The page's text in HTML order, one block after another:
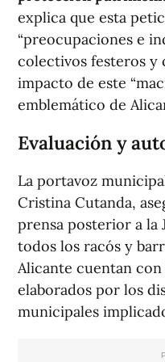
explica que esta
“preocupaciones e
colectivos festeros y
impacto de este
emblemático de
Evaluación y
La portavoz
Cristina Cutanda,
prensa posterior a la
todos los racós y
Alicante cuentan
elaborados por los
municipales